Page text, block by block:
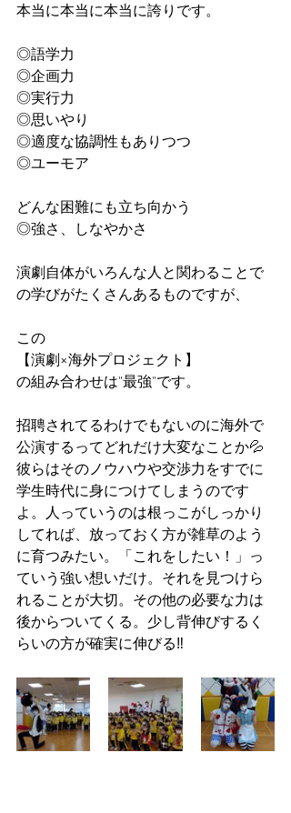
本当に本当に本当に誇りです。
◎語学力
◎企画力
◎実行力
◎思いやり
◎適度な協調性もありつつ
◎ユーモア
どんな困難にも立ち向かう
◎強さ、しなやかさ
演劇自体がいろんな人と関わることで
の学びがたくさんあるものですが、
この
【演劇×海外プロジェクト】
の組み合わせは"最強"です。
招聘されてるわけでもないのに海外で
公演するってどれだけ大変なことか💦
彼らはそのノウハウや交渉力をすでに
学生時代に身につけてしまうのです
よ。人っていうのは根っこがしっかり
してれば、放っておく方が雑草のよう
に育つみたい。「これをしたい！」っ
ていう強い想いだけ。それを見つけら
れることが大切。その他の必要な力は
後からついてくる。少し背伸びするく
らいの方が確実に伸びる‼️